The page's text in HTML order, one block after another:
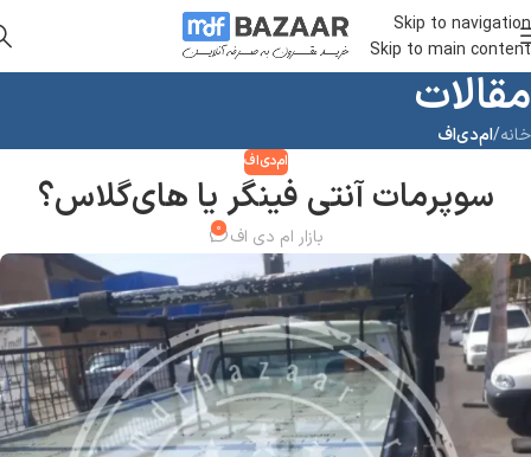
Skip to navigation
Skip to main content
مقالات
خانه/ام‌دی‌اف
ام‌دی‌اف
سوپرمات آنتی فینگر یا های‌گلاس؟
بازار ام دی اف ۰